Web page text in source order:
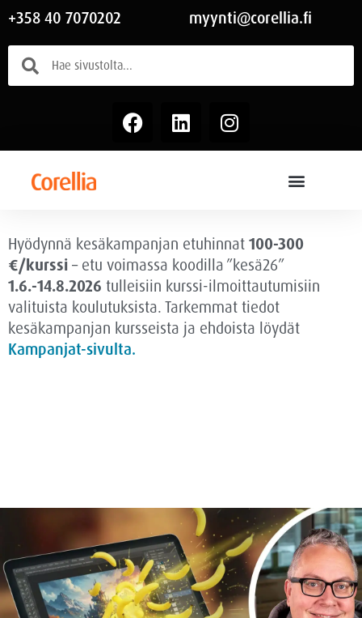
+358 40 7070202 myynti@corellia.fi
Hyödynnä kesäkampanjan etuhinnat 100-300
€/kurssi – etu voimassa koodilla ”kesä26”
1.6.-14.8.2026 tulleisiin kurssi-ilmoittautumisiin
valituista koulutuksista. Tarkemmat tiedot
kesäkampanjan kursseista ja ehdoista löydät
Kampanjat-sivulta.